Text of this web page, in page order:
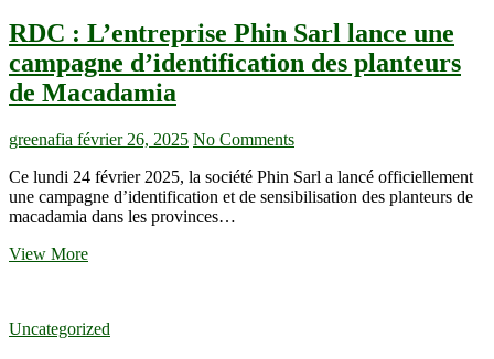
et
récepteurs
radio,
quelles
proportions
des
ménages
en
possèdent-
ils ?
RDC : L’entreprise Phin Sarl lance une
campagne d’identification des planteurs
de Macadamia
greenafia février 26, 2025 No Comments
Ce lundi 24 février 2025, la société Phin Sarl a lancé officiellement
une campagne d’identification et de sensibilisation des planteurs de
macadamia dans les provinces…
View MoreRDC
Sarl
Uncategorized